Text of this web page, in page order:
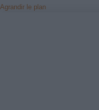
Agrandir le plan